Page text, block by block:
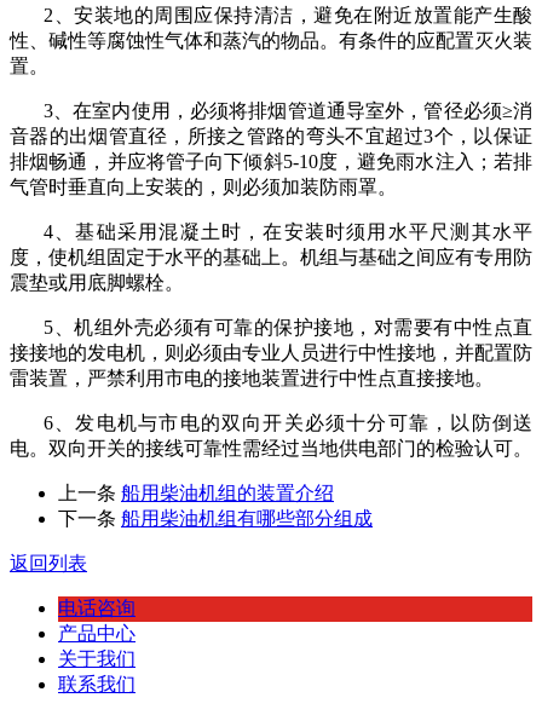
2 、安装地的周围应保持清洁，避免在附近放置能产生酸
性、碱性等腐蚀性气体和蒸汽的物品。有条件的应配置灭火装
置。
3 、在室内使用，必须将排烟管道通导室外，管径必须≥消
音器的出烟管直径，所接之管路的弯头不宜超过3个，以保证
排烟畅通，并应将管子向下倾斜5-10度，避免雨水注入；若排
气管时垂直向上安装的，则必须加装防雨罩。
4 、基础采用混凝土时，在安装时须用水平尺测其水平
度，使机组固定于水平的基础上。机组与基础之间应有专用防
震垫或用底脚螺栓。
5 、机组外壳必须有可靠的保护接地，对需要有中性点直
接接地的发电机，则必须由专业人员进行中性接地，并配置防
雷装置，严禁利用市电的接地装置进行中性点直接接地。
6 、发电机与市电的双向开关必须十分可靠，以防倒送
电。双向开关的接线可靠性需经过当地供电部门的检验认可。
上一条 船用柴油机组的装置介绍
下一条 船用柴油机组有哪些部分组成
返回列表
电话咨询
产品中心
关于我们
联系我们